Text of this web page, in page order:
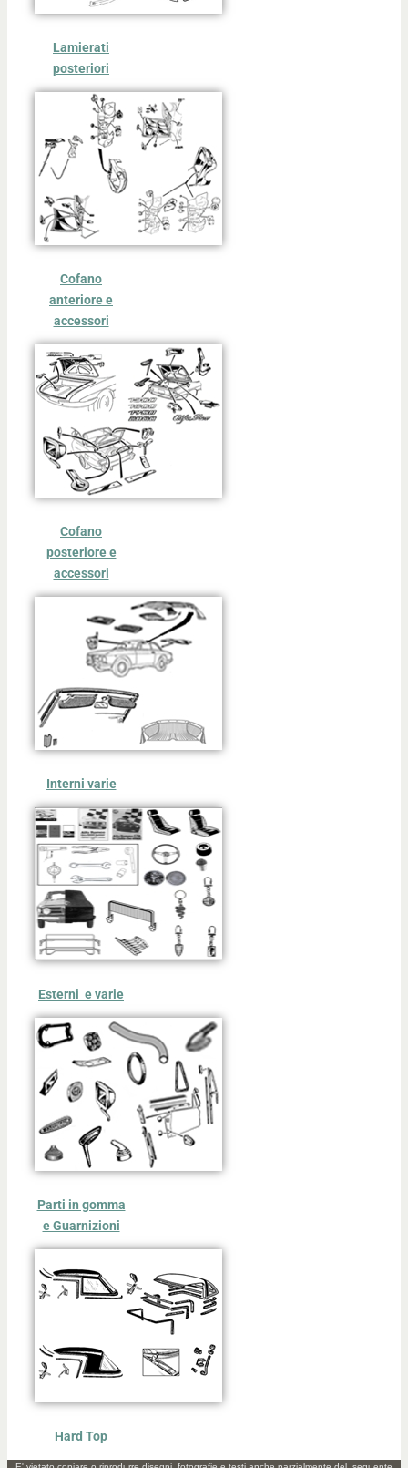
Lamierati
posteriori
Cofano
anteriore e
accessori
Cofano
posteriore e
accessori
Interni varie
Esterni e varie
Parti in gomma
e Guarnizioni
Hard Top